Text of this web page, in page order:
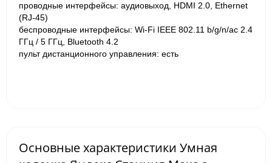
проводные интерфейсы: аудиовыход, HDMI 2.0, Ethernet
(RJ-45)
беспроводные интерфейсы: Wi-Fi IEEE 802.11 b/g/n/ac 2.4
ГГц / 5 ГГц, Bluetooth 4.2
пульт дистанционного управления: есть
Основные характеристики Умная